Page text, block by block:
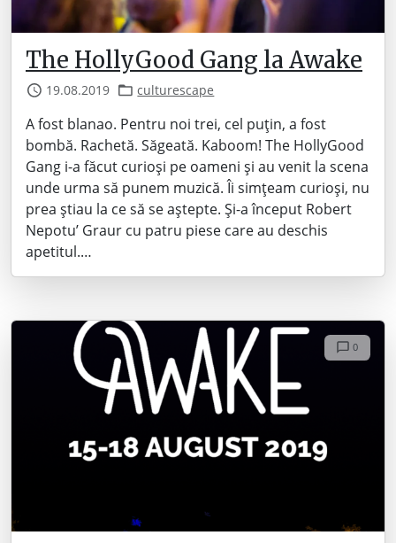
The HollyGood Gang la Awake
19.08.2019 culturescape
A fost blanao. Pentru noi trei, cel puțin, a fost
bombă. Rachetă. Săgeată. Kaboom! The HollyGood
Gang i-a făcut curioși pe oameni și au venit la scena
unde urma să punem muzică. Îi simțeam curioși, nu
prea știau la ce să se aștepte. Și-a început Robert
Nepotu’ Graur cu patru piese care au deschis
apetitul.…
0